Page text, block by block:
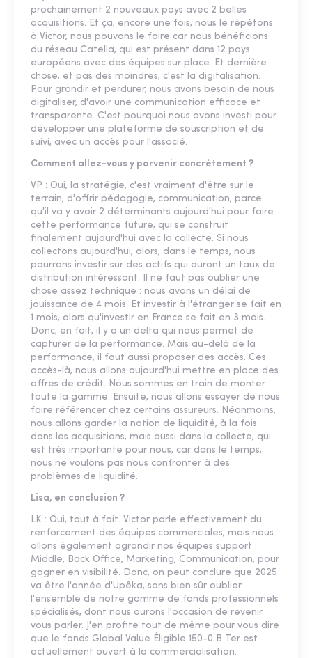
prochainement 2 nouveaux pays avec 2 belles
acquisitions. Et ça, encore une fois, nous le répétons
à Victor, nous pouvons le faire car nous bénéficions
du réseau Catella, qui est présent dans 12 pays
européens avec des équipes sur place. Et dernière
chose, et pas des moindres, c'est la digitalisation.
Pour grandir et perdurer, nous avons besoin de nous
digitaliser, d'avoir une communication efficace et
transparente. C'est pourquoi nous avons investi pour
développer une plateforme de souscription et de
suivi, avec un accès pour l'associé.
Comment allez-vous y parvenir concrètement ?
VP : Oui, la stratégie, c'est vraiment d'être sur le
terrain, d'offrir pédagogie, communication, parce
qu'il va y avoir 2 déterminants aujourd'hui pour faire
cette performance future, qui se construit
finalement aujourd'hui avec la collecte. Si nous
collectons aujourd'hui, alors, dans le temps, nous
pourrons investir sur des actifs qui auront un taux de
distribution intéressant. Il ne faut pas oublier une
chose assez technique : nous avons un délai de
jouissance de 4 mois. Et investir à l'étranger se fait en
1 mois, alors qu'investir en France se fait en 3 mois.
Donc, en fait, il y a un delta qui nous permet de
capturer de la performance. Mais au-delà de la
performance, il faut aussi proposer des accès. Ces
accès-là, nous allons aujourd'hui mettre en place des
offres de crédit. Nous sommes en train de monter
toute la gamme. Ensuite, nous allons essayer de nous
faire référencer chez certains assureurs. Néanmoins,
nous allons garder la notion de liquidité, à la fois
dans les acquisitions, mais aussi dans la collecte, qui
est très importante pour nous, car dans le temps,
nous ne voulons pas nous confronter à des
problèmes de liquidité.
Lisa, en conclusion ?
LK : Oui, tout à fait. Victor parle effectivement du
renforcement des équipes commerciales, mais nous
allons également agrandir nos équipes support :
Middle, Back Office, Marketing, Communication, pour
gagner en visibilité. Donc, on peut conclure que 2025
va être l'année d'Upêka, sans bien sûr oublier
l'ensemble de notre gamme de fonds professionnels
spécialisés, dont nous aurons l'occasion de revenir
vous parler. J'en profite tout de même pour vous dire
que le fonds Global Value Éligible 150-0 B Ter est
actuellement ouvert à la commercialisation.